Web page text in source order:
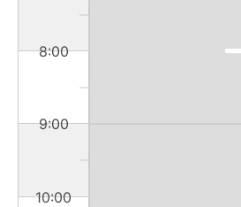
8:00
9:00
10:00